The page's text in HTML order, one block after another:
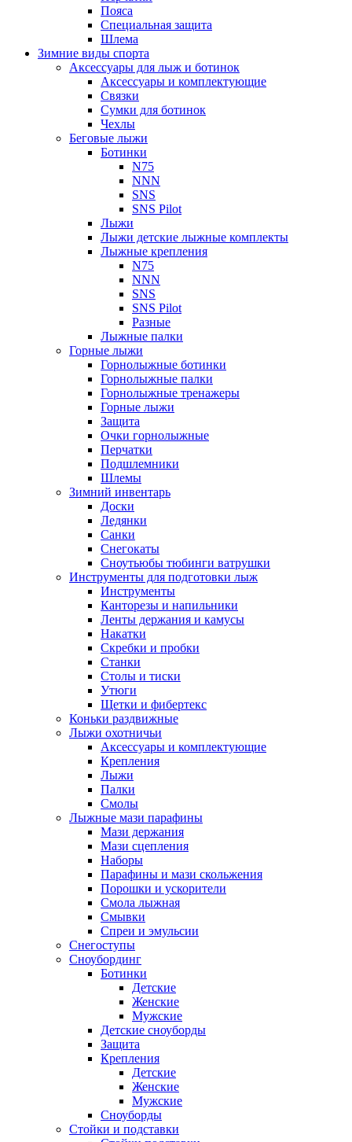
Пояса
Специальная защита
Шлема
Зимние виды спорта
Аксессуары для лыж и ботинок
Аксессуары и комплектующие
Связки
Сумки для ботинок
Чехлы
Беговые лыжи
Ботинки
N75
NNN
SNS
SNS Pilot
Лыжи
Лыжи детские лыжные комплекты
Лыжные крепления
N75
NNN
SNS
SNS Pilot
Разные
Лыжные палки
Горные лыжи
Горнoлыжные ботинки
Горнолыжные палки
Горнолыжные тренажеры
Горные лыжи
Защита
Очки горнолыжные
Перчатки
Подшлемники
Шлемы
Зимний инвентарь
Доски
Ледянки
Санки
Снегокаты
Сноутьюбы тюбинги ватрушки
Инструменты для подготовки лыж
Инструменты
Канторезы и напильники
Ленты держания и камусы
Накатки
Скребки и пробки
Станки
Столы и тиски
Утюги
Щетки и фибертекс
Коньки раздвижные
Лыжи охотничьи
Аксессуары и комплектующие
Крепления
Лыжи
Палки
Смолы
Лыжные мази парафины
Мази держания
Мази сцепления
Наборы
Парафины и мази скольжения
Порошки и ускорители
Смола лыжная
Смывки
Спреи и эмульсии
Снегоступы
Сноубординг
Ботинки
Детские
Женские
Мужские
Детские сноуборды
Защита
Крепления
Детские
Женские
Мужские
Сноуборды
Стойки и подставки